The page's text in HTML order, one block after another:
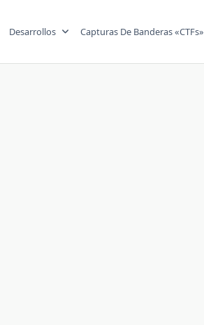
Desarrollos Capturas De Banderas «CTFs»